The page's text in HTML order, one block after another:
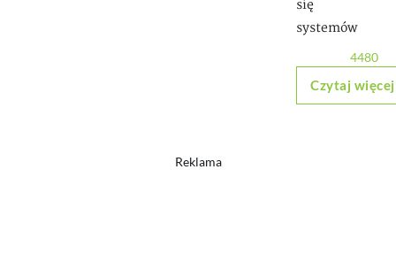
się
systemów
4480
Czytaj więcej
Reklama